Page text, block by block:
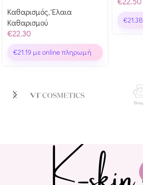
Καθαρισμός, Έλαια
Καθαρισμού
€22.30
€21.19 με online πληρωμή
€21.38